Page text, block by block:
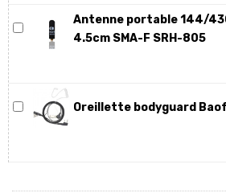
Antenne portable 144/
4.5cm SMA-F SRH-805
Oreillette bodyguard